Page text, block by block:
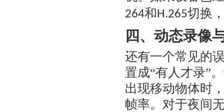
264和H.265切换
四、动态录像
还有一个常见的
置成“有人才录”
出现移动物体时
帧率。对于夜间